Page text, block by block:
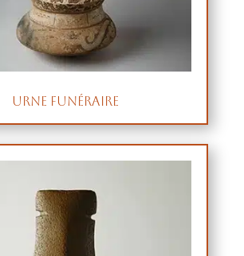
Urne funéraire